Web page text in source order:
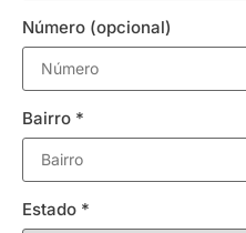
Número (opcional)
Bairro *
Estado *